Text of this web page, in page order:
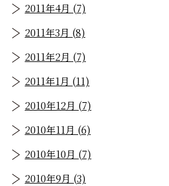
2011年4月 (7)
2011年3月 (8)
2011年2月 (7)
2011年1月 (11)
2010年12月 (7)
2010年11月 (6)
2010年10月 (7)
2010年9月 (3)